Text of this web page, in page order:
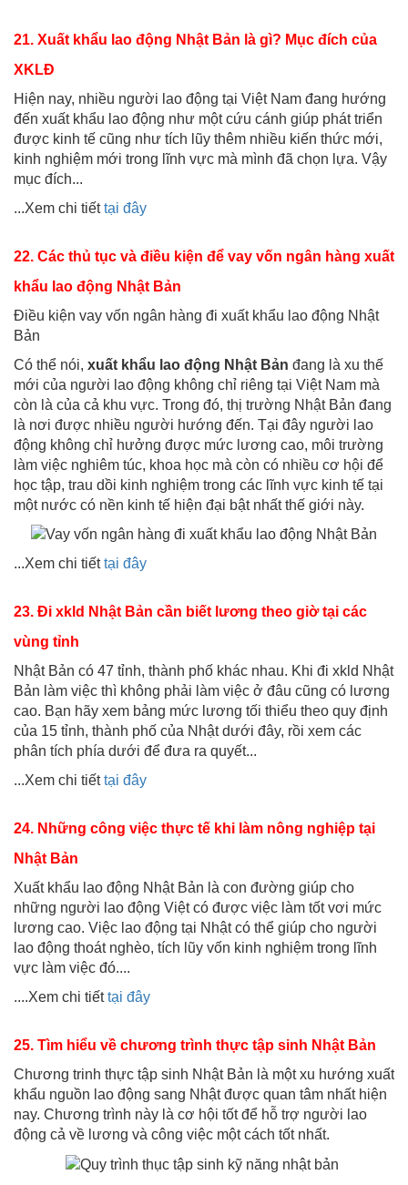
21. Xuất khẩu lao động Nhật Bản là gì? Mục đích của
XKLĐ
Hiện nay, nhiều người lao động tại Việt Nam đang hướng
đến xuất khẩu lao động như một cứu cánh giúp phát triển
được kinh tế cũng như tích lũy thêm nhiều kiến thức mới,
kinh nghiệm mới trong lĩnh vực mà mình đã chọn lựa. Vậy
mục đích...
...Xem chi tiếttại đây
22. Các thủ tục và điều kiện để vay vốn ngân hàng xuất
khẩu lao động Nhật Bản
Điều kiện vay vốn ngân hàng đi xuất khẩu lao động Nhật
Bản
Có thể nói, xuất khẩu lao động Nhật Bản đang là xu thế
mới của người lao động không chỉ riêng tại Việt Nam mà
còn là của cả khu vực. Trong đó, thị trường Nhật Bản đang
là nơi được nhiều người hướng đến. Tại đây người lao
động không chỉ hưởng được mức lương cao, môi trường
làm việc nghiêm túc, khoa học mà còn có nhiều cơ hội để
học tập, trau dồi kinh nghiệm trong các lĩnh vực kinh tế tại
một nước có nền kinh tế hiện đại bật nhất thế giới này.
...Xem chi tiếttại đây
23. Đi xkld Nhật Bản cần biết lương theo giờ tại các
vùng tỉnh
Nhật Bản có 47 tỉnh, thành phố khác nhau. Khi đi xkld Nhật
Bản làm việc thì không phải làm việc ở đâu cũng có lương
cao. Bạn hãy xem bảng mức lương tối thiểu theo quy định
của 15 tỉnh, thành phố của Nhật dưới đây, rồi xem các
phân tích phía dưới để đưa ra quyết...
...Xem chi tiếttại đây
24. Những công việc thực tế khi làm nông nghiệp tại
Nhật Bản
Xuất khẩu lao động Nhật Bản là con đường giúp cho
những người lao động Việt có được việc làm tốt vơi mức
lương cao. Việc lao động tại Nhật có thể giúp cho người
lao động thoát nghèo, tích lũy vốn kinh nghiệm trong lĩnh
vực làm việc đó....
....Xem chi tiếttại đây
25. Tìm hiểu về chương trình thực tập sinh Nhật Bản
Chương trinh thực tập sinh Nhật Bản là một xu hướng xuất
khẩu nguồn lao động sang Nhật được quan tâm nhất hiện
nay. Chương trình này là cơ hội tốt để hỗ trợ người lao
động cả về lương và công việc một cách tốt nhất.